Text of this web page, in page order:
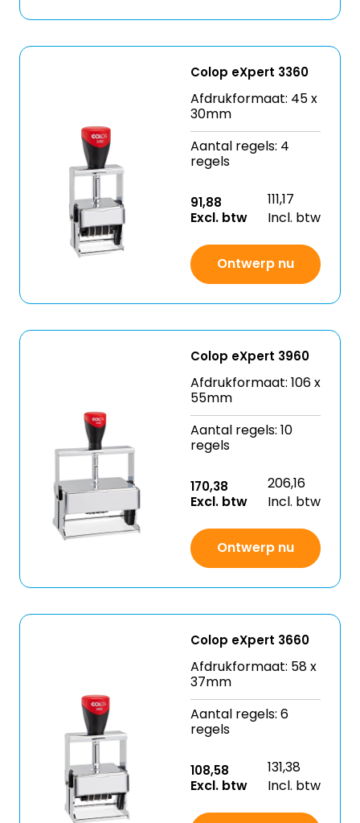
Colop eXpert 3360
Afdrukformaat: 45 x
30mm
Aantal regels: 4
regels
91,88
Excl. btw
111,17
Incl. btw
Ontwerp nu
Colop eXpert 3960
Afdrukformaat: 106 x
55mm
Aantal regels: 10
regels
170,38
Excl. btw
206,16
Incl. btw
Ontwerp nu
Colop eXpert 3660
Afdrukformaat: 58 x
37mm
Aantal regels: 6
regels
108,58
Excl. btw
131,38
Incl. btw